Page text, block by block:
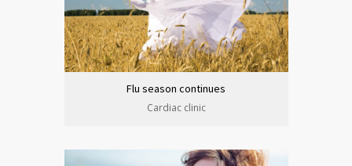
Flu season continues
Cardiac clinic